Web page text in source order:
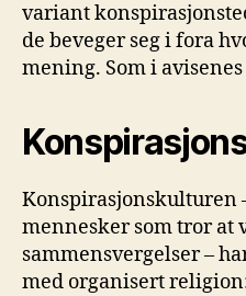
variant
de beveger seg i fora
mening. Som i
Konspirasjonskulturen
mennesker som tror at
sammensvergelser –
med organisert